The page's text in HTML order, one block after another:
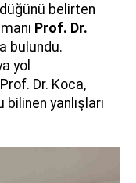
belirten
Prof. Dr.
bulundu.
yol
Dr. Koca,
yanlışları